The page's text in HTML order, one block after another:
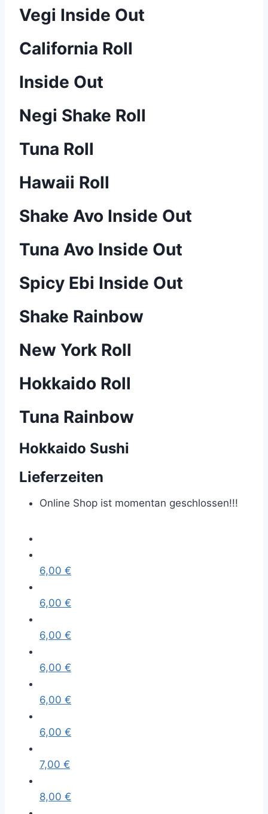
Vegi Inside Out
California Roll
Inside Out
Negi Shake Roll
Tuna Roll
Hawaii Roll
Shake Avo Inside Out
Tuna Avo Inside Out
Spicy Ebi Inside Out
Shake Rainbow
New York Roll
Hokkaido Roll
Tuna Rainbow
Hokkaido Sushi
Lieferzeiten
Online Shop ist momentan geschlossen!!!
6,00 €
6,00 €
6,00 €
6,00 €
6,00 €
6,00 €
7,00 €
8,00 €